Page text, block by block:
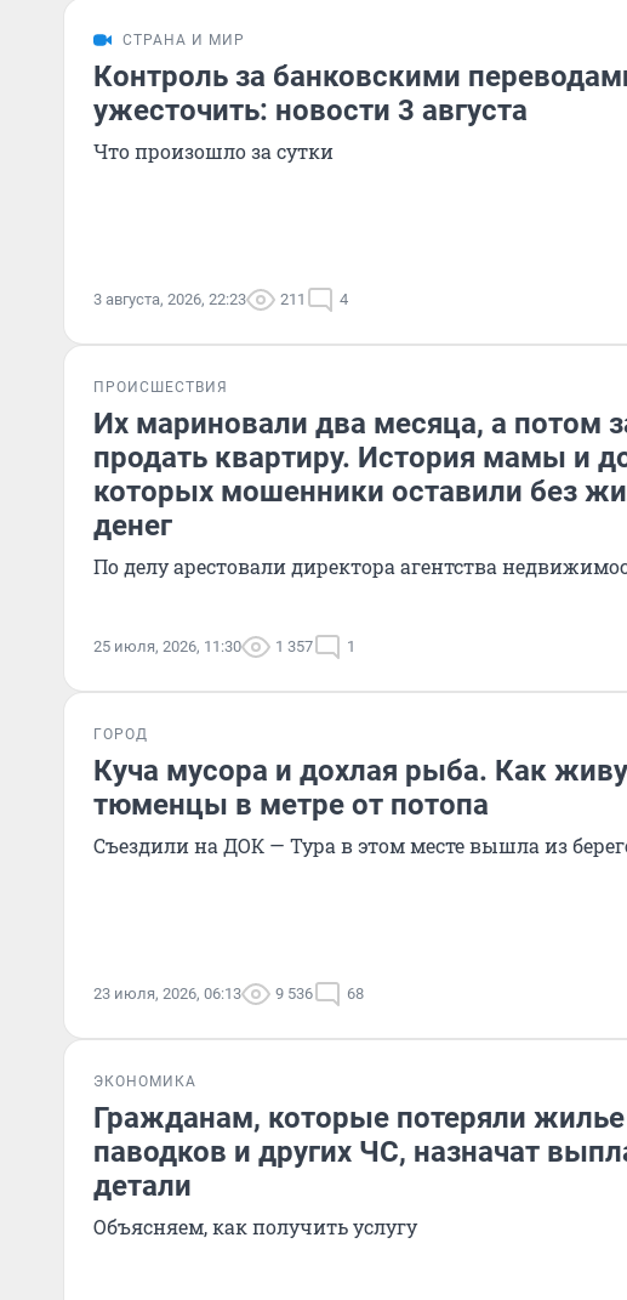
СТРАНА И МИР
Контроль за банковскими
ужесточить: новости 3 августа
Что произошло за сутки
3 августа, 2026, 22:23 211 4
ПРОИСШЕСТВИЯ
Их мариновали два месяца, а потом
продать квартиру. История мамы и
которых мошенники оставили без
денег
По делу арестовали директора агентства
25 июля, 2026, 11:30 1 357 1
ГОРОД
Куча мусора и дохлая рыба. Как
тюменцы в метре от потопа
Съездили на ДОК — Тура в этом месте вышла из
23 июля, 2026, 06:13 9 536 68
ЭКОНОМИКА
Гражданам, которые потеряли жилье
паводков и других ЧС, назначат
детали
Объясняем, как получить услугу